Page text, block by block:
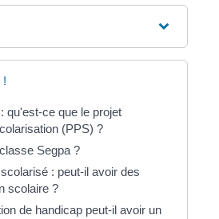
!
qu'est-ce que le projet
(PPS) ?
Segpa ?
: peut-il avoir des
scolaire ?
de handicap peut-il avoir un